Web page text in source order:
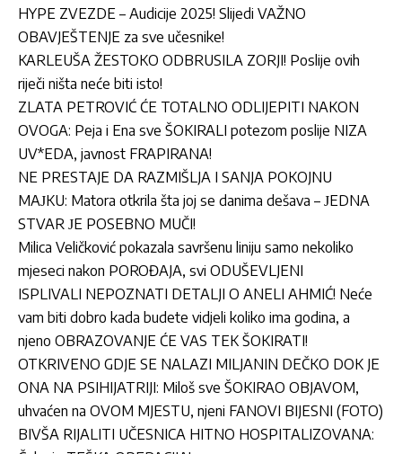
HYPE ZVEZDE – Audicije 2025! Slijedi VAŽNO
OBAVJEŠTENJE za sve učesnike!
KARLEUŠA ŽESTOKO ODBRUSILA ZORJI! Poslije ovih
riječi ništa neće biti isto!
ZLATA PETROVIĆ ĆE TOTALNO ODLIJEPITI NAKON
OVOGA: Peja i Ena sve ŠOKIRALI potezom poslije NIZA
UV*EDA, javnost FRAPIRANA!
NE PRESTAJE DA RAZMIŠLJA I SANJA POKOJNU
MAЈKU: Matora otkrila šta joj se danima dešava – ЈEDNA
STVAR ЈE POSEBNO MUČI!
Milica Veličković pokazala savršenu liniju samo nekoliko
mjeseci nakon POROĐAJA, svi ODUŠEVLJENI
ISPLIVALI NEPOZNATI DETALJI O ANELI AHMIĆ! Neće
vam biti dobro kada budete vidjeli koliko ima godina, a
njeno OBRAZOVANJE ĆE VAS TEK ŠOKIRATI!
OTKRIVENO GDJE SE NALAZI MILJANIN DEČKO DOK JE
ONA NA PSIHIJATRIJI: Miloš sve ŠOKIRAO OBJAVOM,
uhvaćen na OVOM MJESTU, njeni FANOVI BIJESNI (FOTO)
BIVŠA RIJALITI UČESNICA HITNO HOSPITALIZOVANA: